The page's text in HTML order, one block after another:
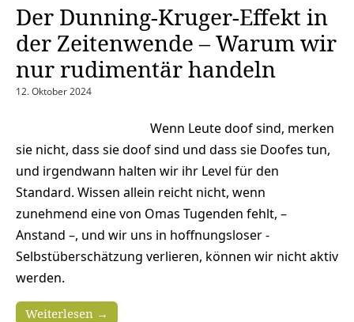
Der Dunning-Kruger-Effekt in
der Zeitenwende – Warum wir
nur rudimentär handeln
12. Oktober 2024
Wenn Leute doof sind, merken
sie nicht, dass sie doof sind und dass sie Doofes tun,
und irgendwann halten wir ihr Level für den
Standard. Wissen allein reicht nicht, wenn
zunehmend eine von Omas Tugenden fehlt, –
Anstand –, und wir uns in hoffnungsloser ­
Selbstüberschätzung verlieren, können wir nicht aktiv
werden.
Weiterlesen →